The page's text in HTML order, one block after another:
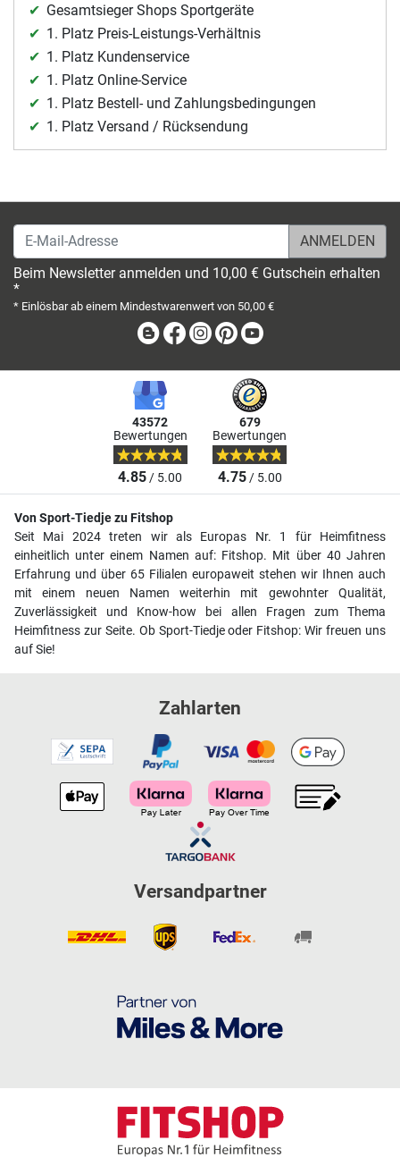
Gesamtsieger Shops Sportgeräte
1. Platz Preis-Leistungs-Verhältnis
1. Platz Kundenservice
1. Platz Online-Service
1. Platz Bestell- und Zahlungsbedingungen
1. Platz Versand / Rücksendung
E-Mail-Adresse
Beim Newsletter anmelden und 10,00 € Gutschein erhalten
*
* Einlösbar ab einem Mindestwarenwert von 50,00 €
BlogFacebook
Instagram
Pinterest
43572
Bewertungen
4.85/ 5.00
679
Bewertungen
4.75/ 5.00
Von Sport-Tiedje zu Fitshop
Seit Mai 2024 treten wir als Europas Nr. 1 für Heimfitness
einheitlich unter einem Namen auf: Fitshop. Mit über 40 Jahren
Erfahrung und über 65 Filialen europaweit stehen wir Ihnen auch
mit einem neuen Namen weiterhin mit gewohnter Qualität,
Zuverlässigkeit und Know-how bei allen Fragen zum Thema
Heimfitness zur Seite. Ob Sport-Tiedje oder Fitshop: Wir freuen uns
auf Sie!
Zahlarten
Versandpartner